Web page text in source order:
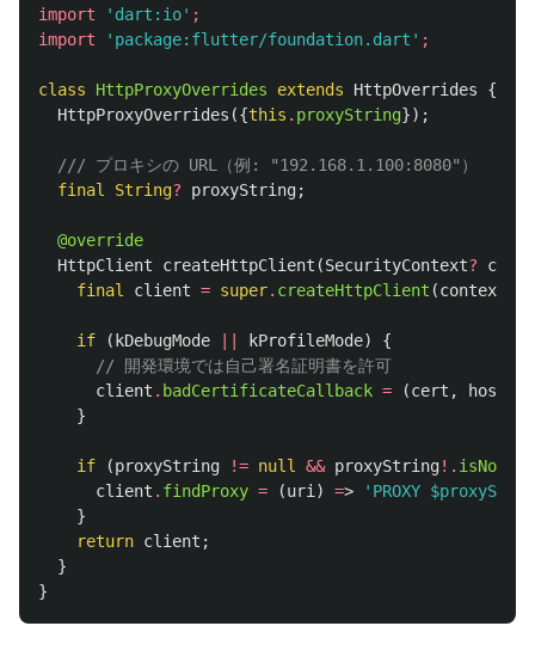
import
'dart:io' ;
import
'package:flutter/foundation.dart' ;
class HttpProxyOverrides extends HttpOverrides
{
HttpProxyOverrides ({this . proxyString});
/// プロキシの URL（例: "192.168.1.100:8080"）
final
String? proxyString;
@override
HttpClient
createHttpClient (SecurityContext?
final
client = super. createHttpClient (context
if ( kDebugMode kProfileMode)
{
// 開発環境では自己署名証明書を許可
client . badCertificateCallback = (cert , host
}
if (proxyString != null && proxyString!.
client . findProxy = (uri ) => 'PROXY
}
return client ;
}
}